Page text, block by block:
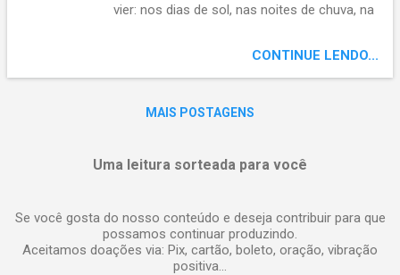
vier: nos dias de sol, nas noites de chuva, na
dúvida, no sorriso e na lágrima, amanhecer e
carinho.
CONTINUE LENDO...
MAIS POSTAGENS
Uma leitura sorteada para você
Se você gosta do nosso conteúdo e deseja contribuir para que
possamos continuar produzindo.
Aceitamos doações via: Pix, cartão, boleto, oração, vibração
positiva...